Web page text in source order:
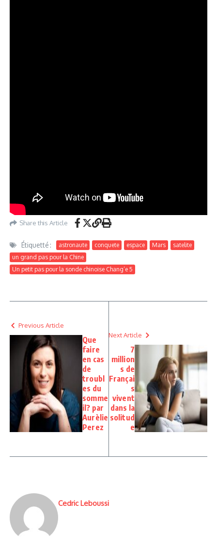
Share this Article
Étiquetté : astronaute conquete espace Mars
satelite
un grand pas pour la Chine
Un petit pas pour la sonde chinoise Chang’e 5
Previous Article
Que
faire
en cas
de
troubl
es du
somme
il? par
Aurèlie
Perez
Next Article
7
million
s de
Françai
s
vivent
dans la
solitud
e
Cedric Leboussi